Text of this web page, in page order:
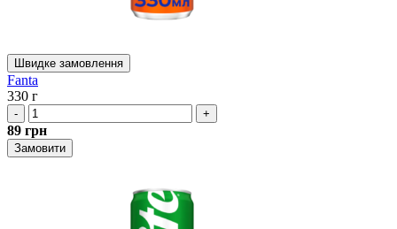
Швидке замовлення
Fanta
330 г
- +
89 грн
Замовити